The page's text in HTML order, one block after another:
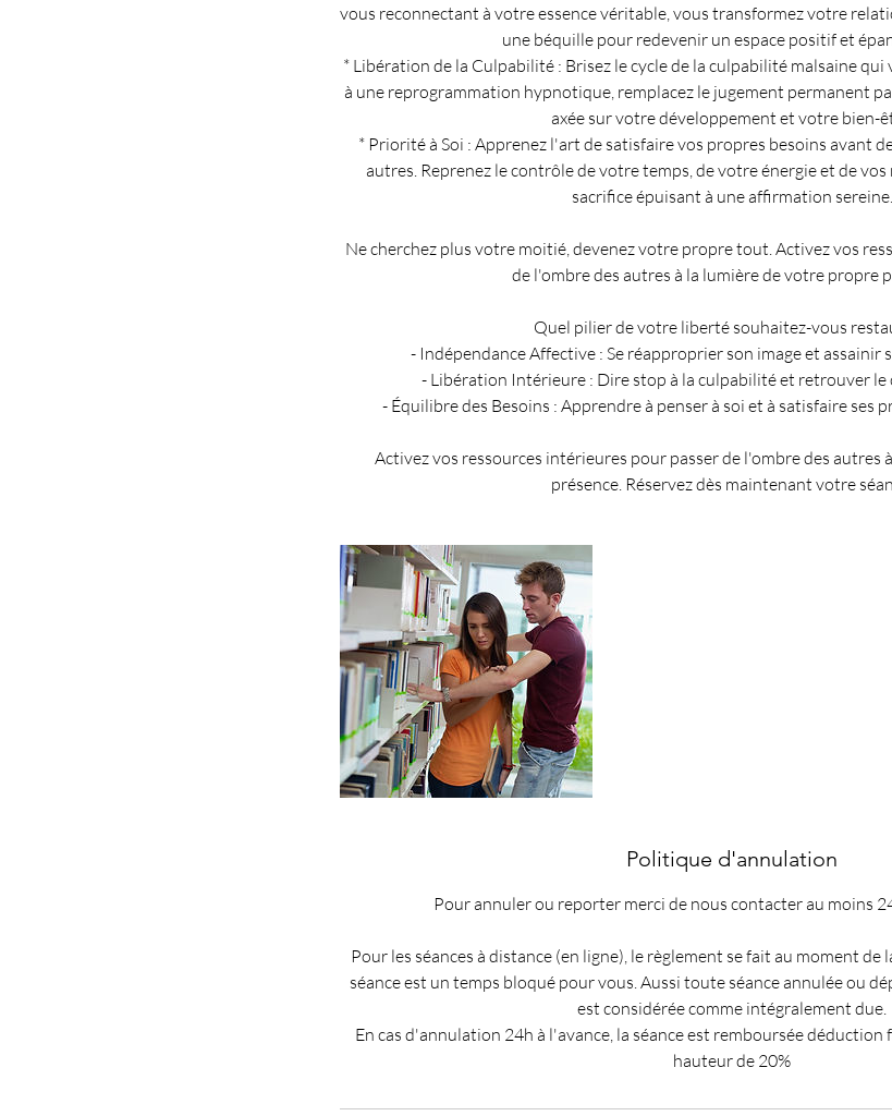
vous reconnectant à votre essence véritable, vous transformez votre
une béquille pour redevenir un espace positif et
* Libération de la Culpabilité : Brisez le cycle de la culpabilité malsaine qui
à une reprogrammation hypnotique, remplacez le jugement permanent
axée sur votre développement et votre bien-
* Priorité à Soi : Apprenez l'art de satisfaire vos propres besoins avant
autres. Reprenez le contrôle de votre temps, de votre énergie et de
sacrifice épuisant à une affirmation sereine.
Ne cherchez plus votre moitié, devenez votre propre tout. Activez vos
de l'ombre des autres à la lumière de votre propre
Quel pilier de votre liberté souhaitez-vous
- Indépendance Affective : Se réapproprier son image et assainir
- Libération Intérieure : Dire stop à la culpabilité et retrouver le
- Équilibre des Besoins : Apprendre à penser à soi et à satisfaire ses
Activez vos ressources intérieures pour passer de l'ombre des autres
présence. Réservez dès maintenant votre
Politique d'annulation
Pour annuler ou reporter merci de nous contacter au moins
Pour les séances à distance (en ligne), le règlement se fait au moment
séance est un temps bloqué pour vous. Aussi toute séance annulée ou
est considérée comme intégralement due.
En cas d'annulation 24h à l'avance, la séance est remboursée
hauteur de 20%